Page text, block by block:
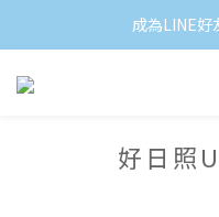
成為LINE好
好日照